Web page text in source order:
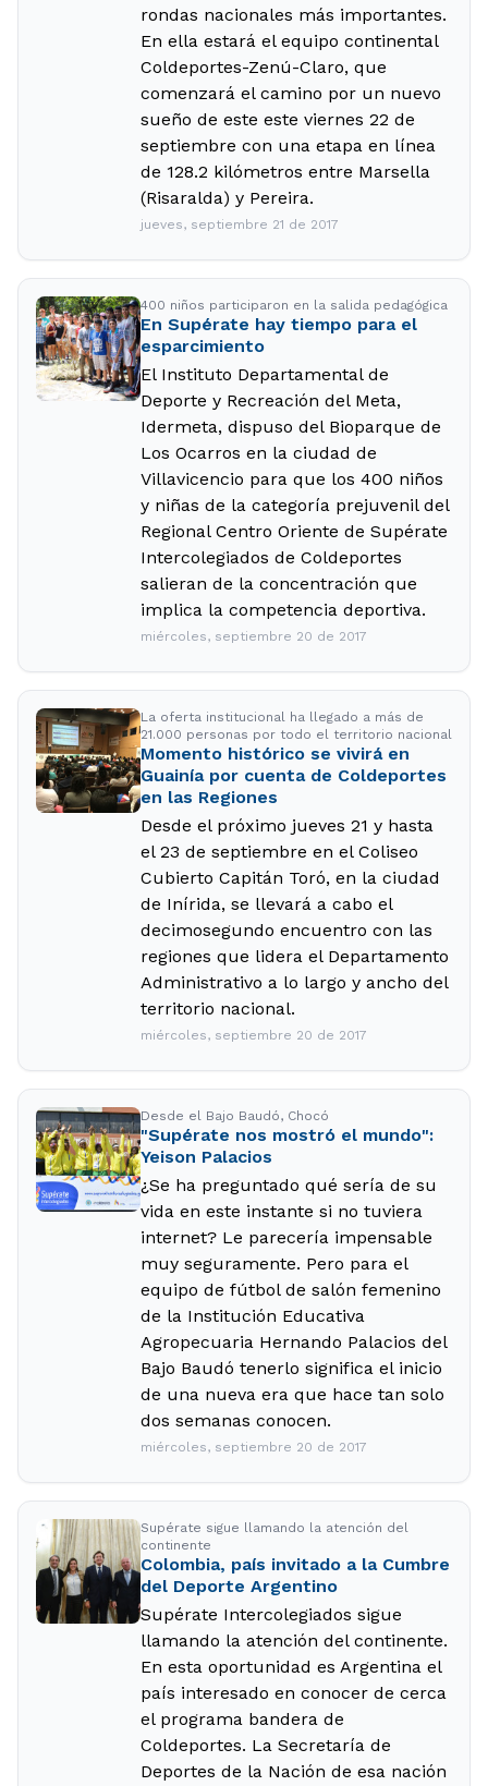
rondas nacionales más importantes.
En ella estará el equipo continental
Coldeportes-Zenú-Claro, que
comenzará el camino por un nuevo
sueño de este este viernes 22 de
septiembre con una etapa en línea
de 128.2 kilómetros entre Marsella
(Risaralda) y Pereira.
jueves, septiembre 21 de 2017
400 niños participaron en la salida pedagógica
En Supérate hay tiempo para el
esparcimiento
El Instituto Departamental de
Deporte y Recreación del Meta,
Idermeta, dispuso del Bioparque de
Los Ocarros en la ciudad de
Villavicencio para que los 400 niños
y niñas de la categoría prejuvenil del
Regional Centro Oriente de Supérate
Intercolegiados de Coldeportes
salieran de la concentración que
implica la competencia deportiva.
miércoles, septiembre 20 de 2017
La oferta institucional ha llegado a más de
21.000 personas por todo el territorio nacional
Momento histórico se vivirá en
Guainía por cuenta de Coldeportes
en las Regiones
Desde el próximo jueves 21 y hasta
el 23 de septiembre en el Coliseo
Cubierto Capitán Toró, en la ciudad
de Inírida, se llevará a cabo el
decimosegundo encuentro con las
regiones que lidera el Departamento
Administrativo a lo largo y ancho del
territorio nacional.
miércoles, septiembre 20 de 2017
Desde el Bajo Baudó, Chocó
"Supérate nos mostró el mundo":
Yeison Palacios
¿Se ha preguntado qué sería de su
vida en este instante si no tuviera
internet? Le parecería impensable
muy seguramente. Pero para el
equipo de fútbol de salón femenino
de la Institución Educativa
Agropecuaria Hernando Palacios del
Bajo Baudó tenerlo significa el inicio
de una nueva era que hace tan solo
dos semanas conocen.
miércoles, septiembre 20 de 2017
Supérate sigue llamando la atención del
continente
Colombia, país invitado a la Cumbre
del Deporte Argentino
Supérate Intercolegiados sigue
llamando la atención del continente.
En esta oportunidad es Argentina el
país interesado en conocer de cerca
el programa bandera de
Coldeportes. La Secretaría de
Deportes de la Nación de esa nación